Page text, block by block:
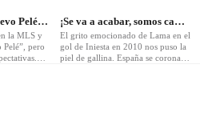
Freddy Adu: el nuevo Pelé… ¿dónde?
la MLS y
pero
¡Se va a acabar, somos campeones!
El grito emocionado de Lama en el
gol de Iniesta en 2010 nos puso la
piel de gallina. España se coronaba